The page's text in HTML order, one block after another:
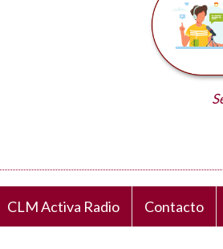
CLM Activa Radio Contacto